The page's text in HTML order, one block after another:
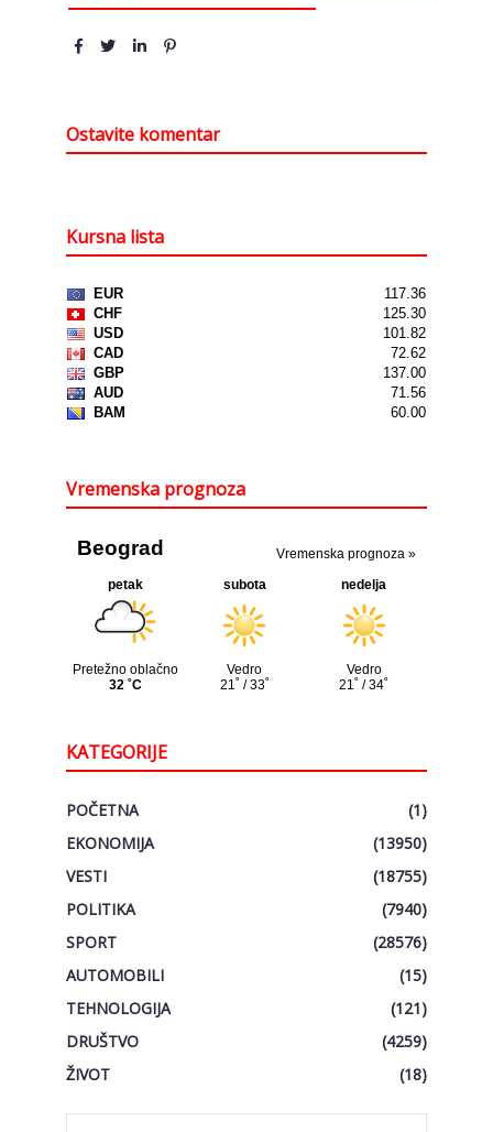
Ostavite komentar
Kursna lista
Vremenska prognoza
KATEGORIJE
POČETNA
(1)
EKONOMIJA
(13950)
VESTI
(18755)
POLITIKA
(7940)
SPORT
(28576)
AUTOMOBILI
(15)
TEHNOLOGIJA
(121)
DRUŠTVO
(4259)
ŽIVOT
(18)